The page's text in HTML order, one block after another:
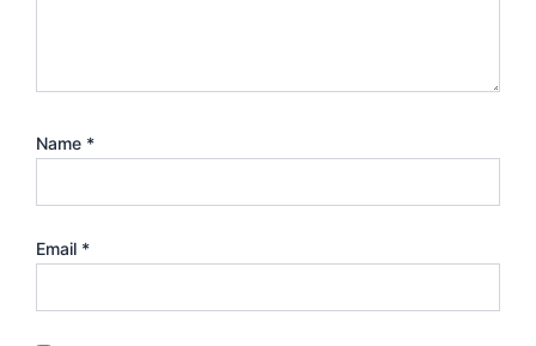
Name *
Email *